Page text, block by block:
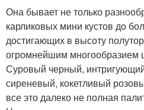
Она бывает не только
карликовых мини кустов до
достигающих в высоту
огромнейшим многообразием
Суровый черный,
сиреневый, кокетливый
все это далеко не полная